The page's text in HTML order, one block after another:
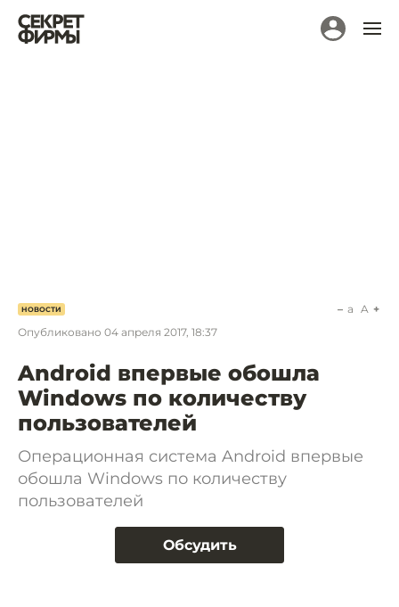
НОВОСТИ
Опубликовано 04 апреля 2017, 18:37
a A
Android впервые обошла
Windows по количеству
пользователей
Операционная система Android впервые
обошла Windows по количеству
пользователей
Обсудить